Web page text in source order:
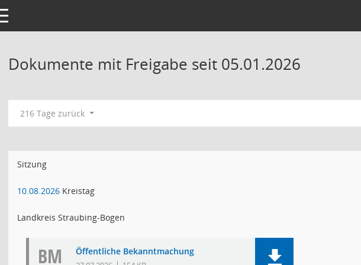
navigation
Dokumente mit Freigabe seit 05.01.2026
216 Tage zurück
Sitzung
10.08.2026 Kreistag
Landkreis Straubing-Bogen
BM Öffentliche Bekanntmachung